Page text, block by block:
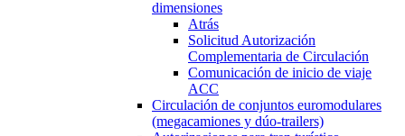
dimensiones
Atrás
Solicitud Autorización
Complementaria de Circulación
Comunicación de inicio de viaje
ACC
Circulación de conjuntos euromodulares
(megacamiones y dúo-trailers)